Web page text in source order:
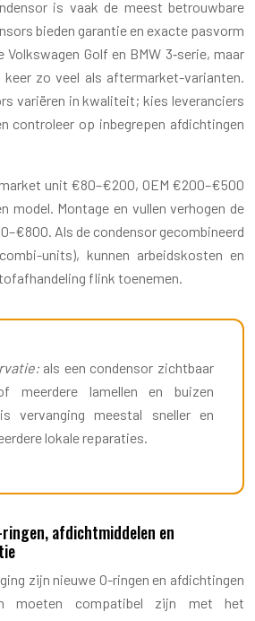
is vaak de meest betrouwbare
bieden garantie en exacte pasvorm
Golf en BMW 3‑serie, maar
keer zo veel als aftermarket-varianten.
variëren in kwaliteit; kies leveranciers
controleer op inbegrepen afdichtingen
unit €80–€200, OEM €200–€500
model. Montage en vullen verhogen de
Als de condensor gecombineerd
units), kunnen arbeidskosten en
flink toenemen.
als een condensor zichtbaar
meerdere lamellen en buizen
vervanging meestal sneller en
lokale reparaties.
afdichtmiddelen en
zijn nieuwe O-ringen en afdichtingen
moeten compatibel zijn met het